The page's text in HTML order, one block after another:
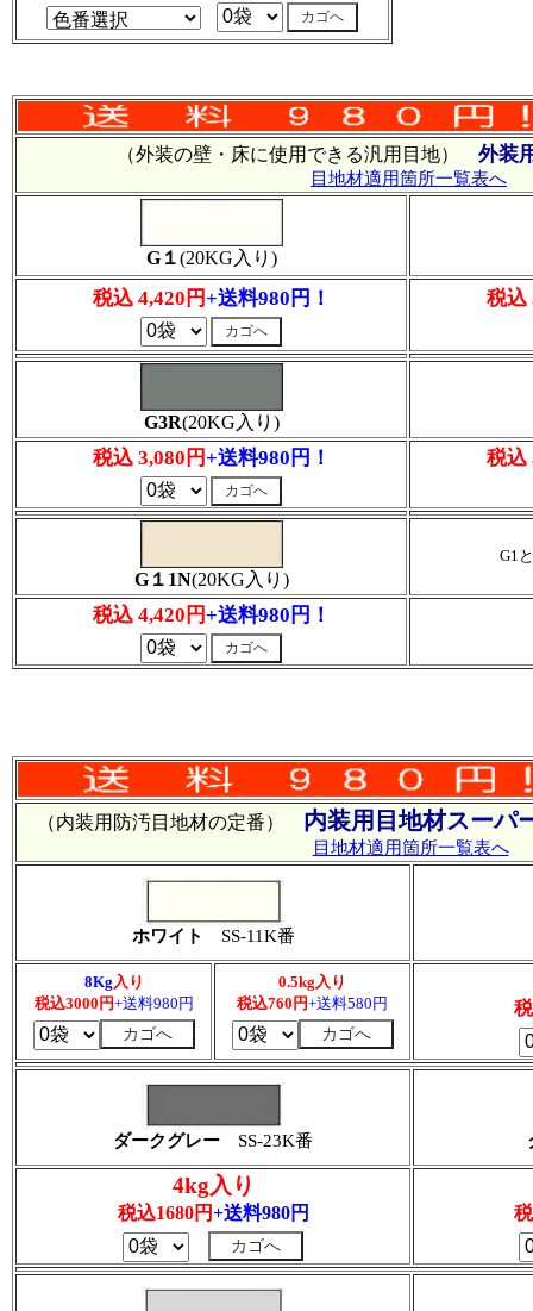
（外装の壁・床に使用できる汎用目地） 外装
目地材適用箇所一覧表へ
G１(20KG入り)
税込 4,420円+送料980円！ 税込
G3R(20KG入り)
税込 3,080円+送料980円！ 税込
G１1N(20KG入り)
G1
税込 4,420円+送料980円！
（内装用防汚目地材の定番） 内装用目地材スーパ
目地材適用箇所一覧表へ
ホワイト SS-11K番
8Kg入り
税込3000円+送料980円
0.5kg入り
税込760円+送料580円
ダークグレー SS-23K番
4kg入り
税込1680円+送料980円